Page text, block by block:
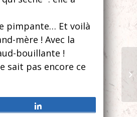
pimpante… Et voilà
mère ! Avec la
bouillante !
sait pas encore ce